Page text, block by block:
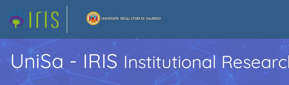
UniSa - IRIS Institutional